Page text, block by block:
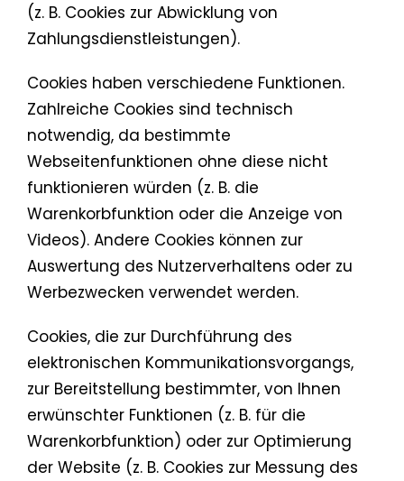
(z. B. Cookies zur Abwicklung von
Zahlungsdienstleistungen).
Cookies haben verschiedene Funktionen.
Zahlreiche Cookies sind technisch
notwendig, da bestimmte
Webseitenfunktionen ohne diese nicht
funktionieren würden (z. B. die
Warenkorbfunktion oder die Anzeige von
Videos). Andere Cookies können zur
Auswertung des Nutzerverhaltens oder zu
Werbezwecken verwendet werden.
Cookies, die zur Durchführung des
elektronischen Kommunikationsvorgangs,
zur Bereitstellung bestimmter, von Ihnen
erwünschter Funktionen (z. B. für die
Warenkorbfunktion) oder zur Optimierung
der Website (z. B. Cookies zur Messung des